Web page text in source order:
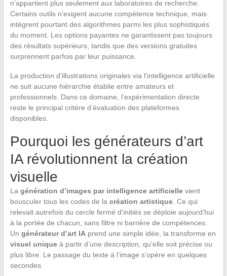
n’appartient plus seulement aux laboratoires de recherche.
Certains outils n’exigent aucune compétence technique, mais
intègrent pourtant des algorithmes parmi les plus sophistiqués
du moment. Les options payantes ne garantissent pas toujours
des résultats supérieurs, tandis que des versions gratuites
surprennent parfois par leur puissance.
La production d’illustrations originales via l’intelligence artificielle
ne suit aucune hiérarchie établie entre amateurs et
professionnels. Dans ce domaine, l’expérimentation directe
reste le principal critère d’évaluation des plateformes
disponibles.
Pourquoi les générateurs d’art
IA révolutionnent la création
visuelle
La génération d’images par intelligence artificiellevient
bousculer tous les codes de la création artistique. Ce qui
relevait autrefois du cercle fermé d’initiés se déploie aujourd’hui
à la portée de chacun, sans filtre ni barrière de compétences.
Un générateur d’art IAprend une simple idée, la transforme en
visuel uniqueà partir d’une description, qu’elle soit précise ou
plus libre. Le passage du texte à l’image s’opère en quelques
secondes.